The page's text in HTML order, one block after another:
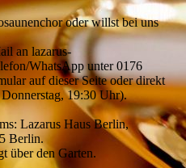
oder willst bei uns
an lazarus-
WhatsApp unter 0176
auf dieser Seite oder direkt
Donnerstag, 19:30 Uhr).
Lazarus Haus Berlin,
Berlin.
über den Garten.